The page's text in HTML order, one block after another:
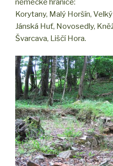
německé hranice:
Korytany, Malý Horšín,
Jánská Huť, Novosedly,
Švarcava, Liščí Hora.